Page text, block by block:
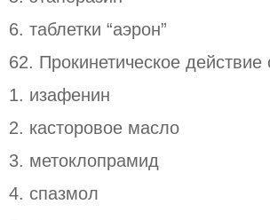
6. таблетки “аэрон”
62. Прокинетическое действие
1. изафенин
2. касторовое масло
3. метоклопрамид
4. спазмол